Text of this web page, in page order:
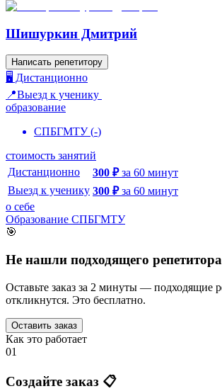
Шишуркин Дмитрий
Написать репетитору
🖥️ Дистанционно
📍Выезд к ученику
образование
СПБГМТУ(-)
стоимость занятий
Дистанционно
300 ₽ за 60 минут
Выезд к ученику 300 ₽ за 60 минут
о себе
Образование СПБГМТУ
🎯
Не нашли подходящего
Оставьте заказ за 2 минуты — подходящие
откликнутся. Это бесплатно.
Оставить заказ
Как это работает
01
Создайте заказ 📋